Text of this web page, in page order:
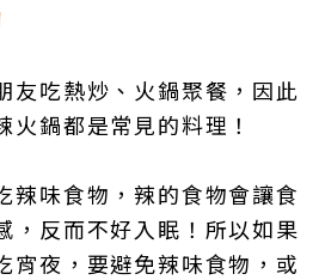
友吃熱炒、火鍋聚餐，因此
鍋都是常見的料理！
辣味食物，辣的食物會讓食
，反而不好入眠！所以如果
宵夜，要避免辣味食物，或